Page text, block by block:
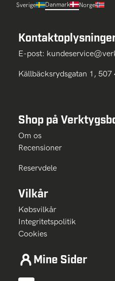
Sverige Danmark Norge
E-post:
Källbäcksrydsgatan 1, 507
Shop på
Om os
Recensioner
Reservdele
Vilkår
Købsvilkår
Integritetspolitik
Cookies
Mine Sider